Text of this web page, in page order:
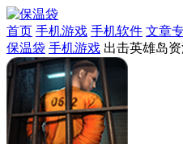
首页 手机游戏 手机软件 文章
保温袋 手机游戏 出击英雄岛